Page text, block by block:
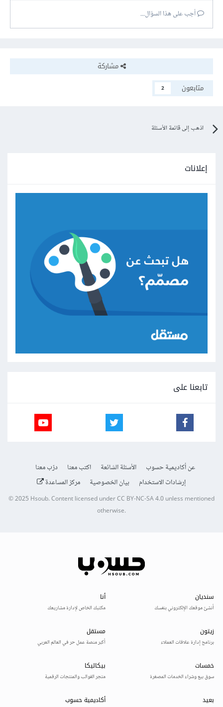
أجب على هذا السؤال...
مشاركة
متابعون
2
اذهب إلى قائمة الأسئلة
إعلانات
تابعنا على
عن أكاديمية حسوب الأسئلة الشائعة اكتب معنا
درّب معنا
إرشادات الاستخدام
بيان الخصوصية مركز المساعدة
© 2025Hsoub.Content licensed underCC BY-NC-SA 4.0unless mentioned
otherwise.